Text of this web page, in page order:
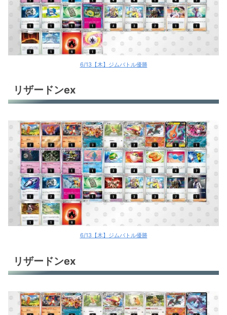
6/13【木】ジムバトル優勝
リザードンex
6/13【木】ジムバトル優勝
リザードンex